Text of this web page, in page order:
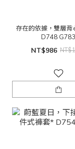
存在的依據，雙層背
D748 G783
NT$986